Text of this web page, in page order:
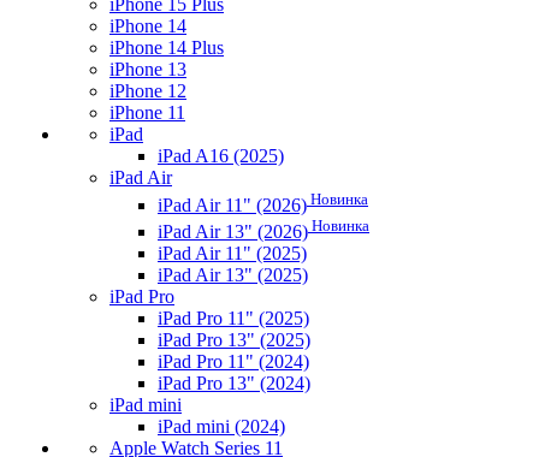
iPhone 15 Plus
iPhone 14
iPhone 14 Plus
iPhone 13
iPhone 12
iPhone 11
iPad
iPad A16 (2025)
iPad Air
iPad Air 11" (2026) Новинка
iPad Air 13" (2026) Новинка
iPad Air 11" (2025)
iPad Air 13" (2025)
iPad Pro
iPad Pro 11" (2025)
iPad Pro 13" (2025)
iPad Pro 11" (2024)
iPad Pro 13" (2024)
iPad mini
iPad mini (2024)
Apple Watch Series 11